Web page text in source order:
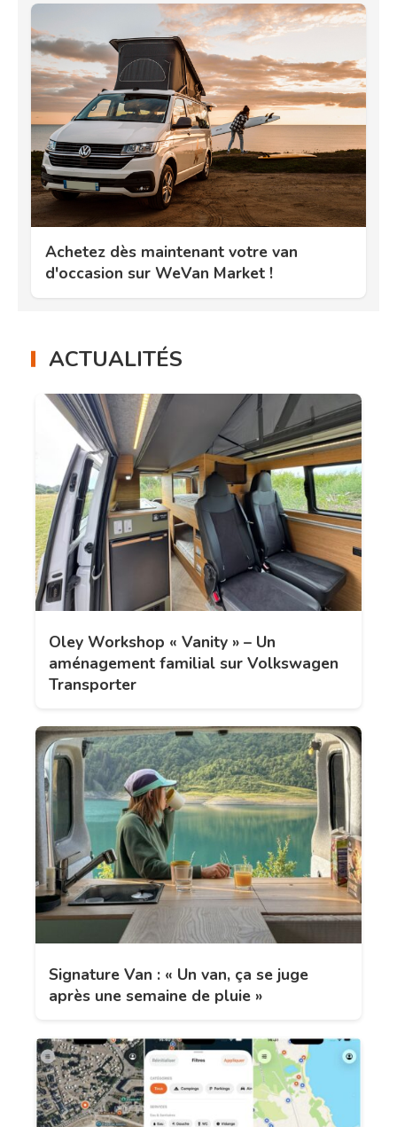
Achetez dès maintenant votre van
d'occasion sur WeVan Market !
ACTUALITÉS
Oley Workshop « Vanity » – Un
aménagement familial sur Volkswagen
Transporter
Signature Van : « Un van, ça se juge
après une semaine de pluie »